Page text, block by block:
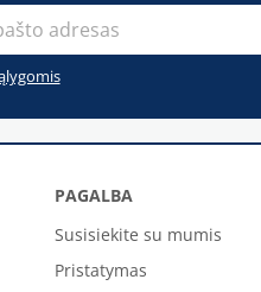
PAGALBA
Susisiekite su mumis
Pristatymas